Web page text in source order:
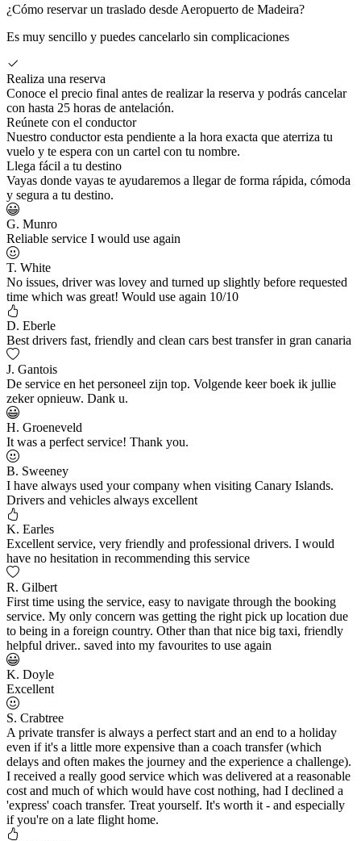
¿Cómo reservar un traslado desde Aeropuerto de Madeira?
Es muy sencillo y puedes cancelarlo sin complicaciones
Realiza una reserva
Conoce el precio final antes de realizar la reserva y podrás cancelar
con hasta 25 horas de antelación.
Reúnete con el conductor
Nuestro conductor esta pendiente a la hora exacta que aterriza tu
vuelo y te espera con un cartel con tu nombre.
Llega fácil a tu destino
Vayas donde vayas te ayudaremos a llegar de forma rápida, cómoda
y segura a tu destino.
G. Munro
Reliable service I would use again
T. White
No issues, driver was lovey and turned up slightly before requested
time which was great! Would use again 10/10
D. Eberle
Best drivers fast, friendly and clean cars best transfer in gran canaria
J. Gantois
De service en het personeel zijn top. Volgende keer boek ik jullie
zeker opnieuw. Dank u.
H. Groeneveld
It was a perfect service! Thank you.
B. Sweeney
I have always used your company when visiting Canary Islands.
Drivers and vehicles always excellent
K. Earles
Excellent service, very friendly and professional drivers. I would
have no hesitation in recommending this service
R. Gilbert
First time using the service, easy to navigate through the booking
service. My only concern was getting the right pick up location due
to being in a foreign country. Other than that nice big taxi, friendly
helpful driver.. saved into my favourites to use again
K. Doyle
Excellent
S. Crabtree
A private transfer is always a perfect start and an end to a holiday
even if it's a little more expensive than a coach transfer (which
delays and often makes the journey and the experience a challenge).
I received a really good service which was delivered at a reasonable
cost and much of which would have cost nothing, had I declined a
'express' coach transfer. Treat yourself. It's worth it - and especially
if you're on a late flight home.